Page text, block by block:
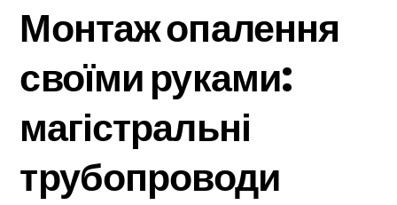
Монтаж опалення
своїми руками:
магістральні
трубопроводи